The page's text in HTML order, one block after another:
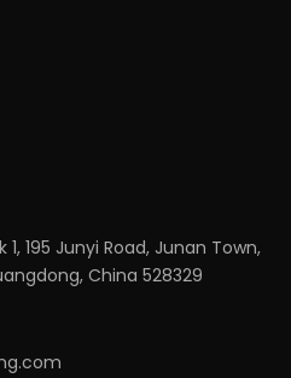
195 Junyi Road, Junan Town,
China 528329